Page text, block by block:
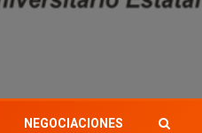
NEGOCIACIONES